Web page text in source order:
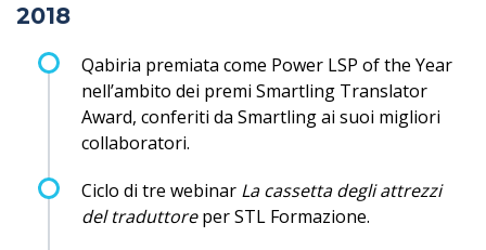
2018
Qabiria premiata come Power LSP of the Year
nell’ambito dei premi Smartling Translator
Award, conferiti da Smartling ai suoi migliori
collaboratori.
Ciclo di tre webinar La cassetta degli attrezzi
del traduttoreper STL Formazione.